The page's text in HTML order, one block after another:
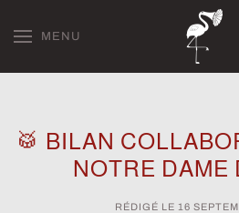
Skip to main content
MENU
🥁 BILAN
NOTRE DAME
RÉDIGÉ LE 16